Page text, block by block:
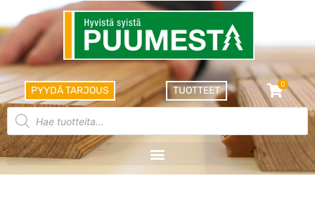
PYYDÄ TARJOUS TUOTTEET
0